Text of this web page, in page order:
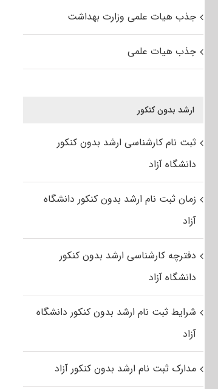
جذب هیات علمی وزارت بهداشت
جذب هیات علمی
ارشد بدون کنکور
ثبت نام کارشناسی ارشد بدون کنکور
دانشگاه آزاد
زمان ثبت نام ارشد بدون کنکور دانشگاه
آزاد
دفترچه کارشناسی ارشد بدون کنکور
دانشگاه آزاد
شرایط ثبت نام ارشد بدون کنکور دانشگاه
آزاد
مدارک ثبت نام ارشد بدون کنکور آزاد